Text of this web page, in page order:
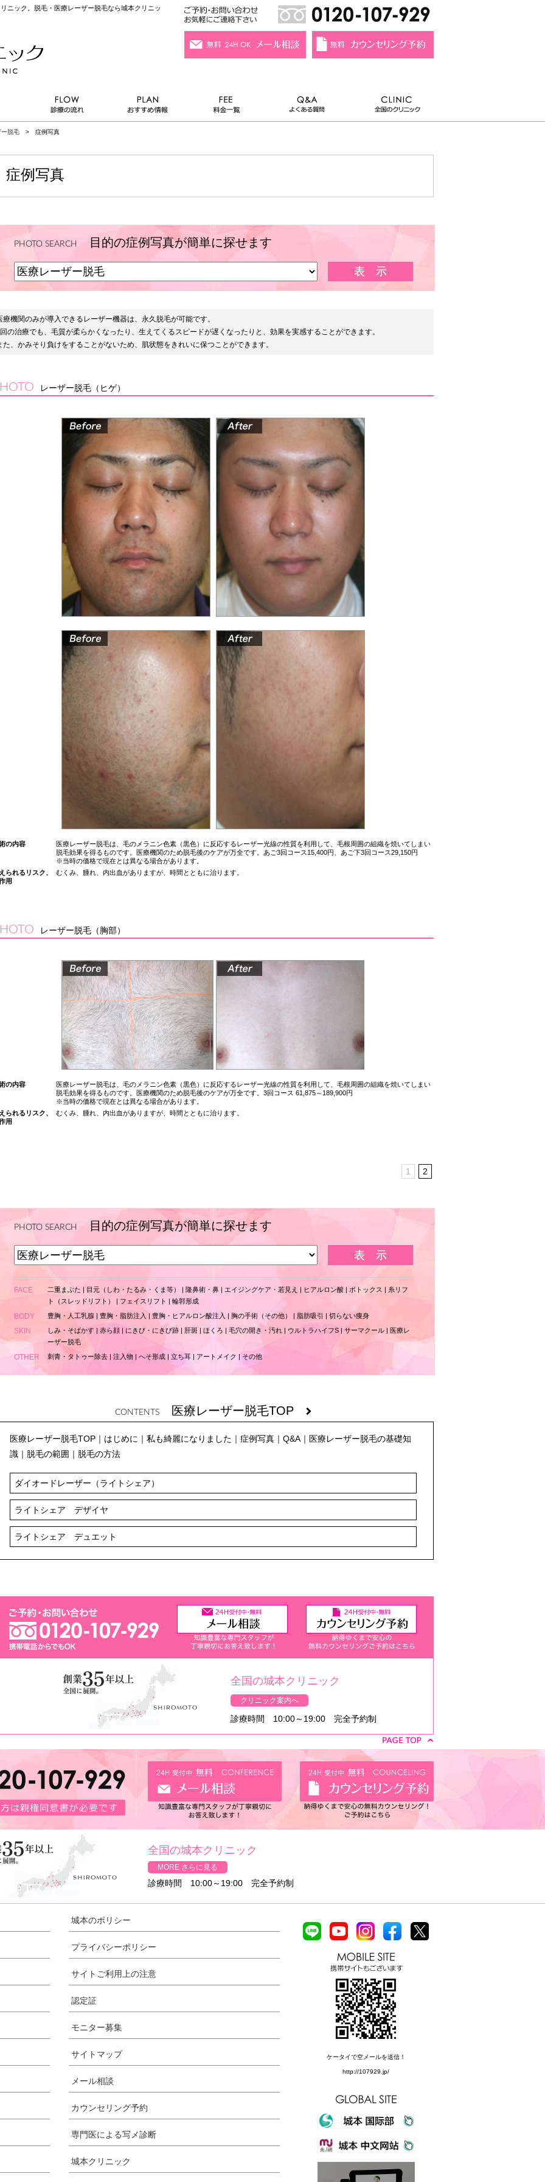
ニック。脱毛・医療レーザー脱毛なら城本クリニッ
ー脱毛 > 症例写真
症例写真
PHOTO SEARCH 目的の症例写真が簡単に探せます
療機関のみが導入できるレーザー機器は、永久脱毛が可能です。
の治療でも、毛質が柔らかくなったり、生えてくるスピードが遅くなったりと、効果を実感することができます。
た、かみそり負けをすることがないため、肌状態をきれいに保つことができます。
レーザー脱毛（ヒゲ）
の内容
医療レーザー脱毛は、毛のメラニン色素（黒色）に反応するレーザー光線の性質を利用して、毛根周囲の組織を焼いてしまい
脱毛効果を得るものです。医療機関のため脱毛後のケアが万全です。あご3回コース15,400円、あご下3回コース29,150円
※当時の価格で現在とは異なる場合があります。
られるリスク、
用
むくみ、腫れ、内出血がありますが、時間とともに治ります。
レーザー脱毛（胸部）
の内容
医療レーザー脱毛は、毛のメラニン色素（黒色）に反応するレーザー光線の性質を利用して、毛根周囲の組織を焼いてしまい
脱毛効果を得るものです。医療機関のため脱毛後のケアが万全です。3回コース 61,875～189,900円
※当時の価格で現在とは異なる場合があります。
られるリスク、
用
むくみ、腫れ、内出血がありますが、時間とともに治ります。
1 2
PHOTO SEARCH 目的の症例写真が簡単に探せます
FACE 二重まぶた | 目元（しわ・たるみ・くま等） | 隆鼻術・鼻 | エイジングケア・若見え | ヒアルロン酸 | ボトックス | 糸リフ
ト（スレッドリフト）
| フェイスリフト | 輪郭形成
BODY 豊胸・人工乳腺 | 豊胸・脂肪注入 |豊胸・ヒアルロン酸注入 | 胸の手術（その他） | 脂肪吸引 | 切らない痩身
SKIN しみ・そばかす | 赤ら顔 | にきび・にきび跡 | 肝斑 | ほくろ | 毛穴の開き・汚れ | ウルトラハイフS | サーマクール | 医療レ
ーザー脱毛
OTHER 刺青・タトゥー除去 | 注入物 | へそ形成 | 立ち耳 | アートメイク | その他
CONTENTS 医療レーザー脱毛TOP
医療レーザー脱毛TOP ｜ はじめに ｜ 私も綺麗になりました ｜ 症例写真 ｜ Q&A ｜ 医療レーザー脱毛の基礎知
識 ｜ 脱毛の範囲 ｜ 脱毛の方法
ダイオードレーザー（ライトシェア）
ライトシェア デザイヤ
ライトシェア デュエット
全国の城本クリニック
クリニック案内へ
診療時間 10:00～19:00 完全予約制
全国の城本クリニック
MORE さらに見る
診療時間 10:00～19:00 完全予約制
城本のポリシー
プライバシーポリシー
サイトご利用上の注意
認定証
モニター募集
サイトマップ
メール相談
カウンセリング予約
専門医による写メ診断
城本クリニック
ケータイで空メールを送信！
http://107929.jp/